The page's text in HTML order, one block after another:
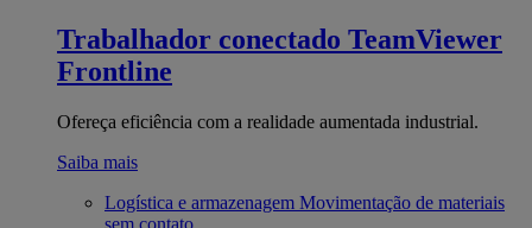
Trabalhador conectado TeamViewer
Frontline
Ofereça eficiência com a realidade aumentada industrial.
Saiba mais
Logística e armazenagem Movimentação de materiais
sem contato